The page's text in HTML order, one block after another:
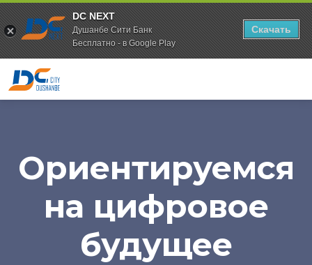
Ориентируемся
на цифровое
будущее
DC NEXT
Душанбе Сити Банк
Бесплатно - в Google Play
Скачать